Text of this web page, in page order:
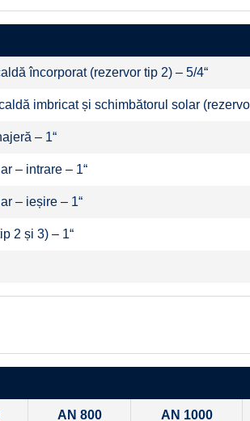
încorporat (rezervor tip 2) – 5/4“
imbricat și schimbătorul solar
– 1“
– intrare – 1“
– ieșire – 1“
2 și 3) – 1“
AN 800 AN 1000